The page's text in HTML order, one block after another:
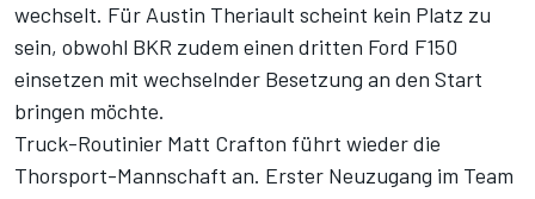
wechselt. Für Austin Theriault scheint kein Platz zu
sein, obwohl BKR zudem einen dritten Ford F150
einsetzen mit wechselnder Besetzung an den Start
bringen möchte.
Truck-Routinier Matt Crafton führt wieder die
Thorsport-Mannschaft an. Erster Neuzugang im Team